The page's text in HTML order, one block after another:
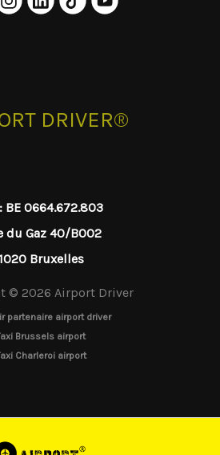
DRIVER®
BE 0664.672.803
du Gaz 40/B002
1020 Bruxelles
© 2026 Airport Driver
partenaire airport driver
Brussels airport
Charleroi airport